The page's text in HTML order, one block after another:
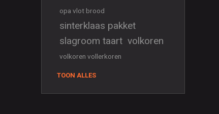
opa vlot brood
sinterklaas pakket
slagroom taart volkoren
volkoren vollerkoren
TOON ALLES